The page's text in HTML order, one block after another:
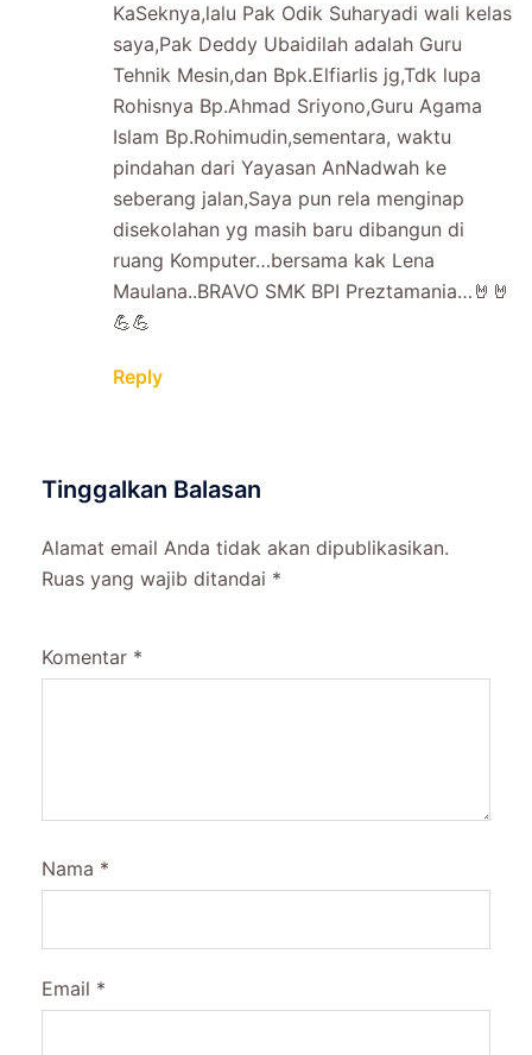
KaSeknya,lalu Pak Odik Suharyadi wali kelas
saya,Pak Deddy Ubaidilah adalah Guru
Tehnik Mesin,dan Bpk.Elfiarlis jg,Tdk lupa
Rohisnya Bp.Ahmad Sriyono,Guru Agama
Islam Bp.Rohimudin,sementara, waktu
pindahan dari Yayasan AnNadwah ke
seberang jalan,Saya pun rela menginap
disekolahan yg masih baru dibangun di
ruang Komputer…bersama kak Lena
Maulana..BRAVO SMK BPI Preztamania…🤘🤘
💪💪
Reply
Tinggalkan Balasan
Alamat email Anda tidak akan dipublikasikan.
Ruas yang wajib ditandai *
Komentar *
Nama *
Email *